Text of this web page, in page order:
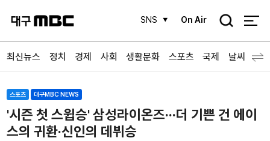
SNS On Air
검
최신뉴스 정치 경제 사회 생활문화 스포츠 국제 날씨
스포츠 대구MBC NEWS
'시즌 첫 스윕승' 삼성라이온즈···더 기쁜 건 에이
스의 귀환·신인의 데뷔승